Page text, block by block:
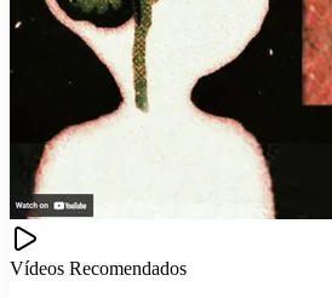
Vídeos Recomendados